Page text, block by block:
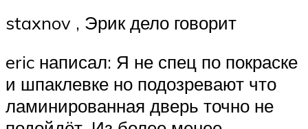
staxnov , Эрик дело говорит
eric написал: Я не спец по покраске
и шпаклевке но подозревают что
ламинированная дверь точно не